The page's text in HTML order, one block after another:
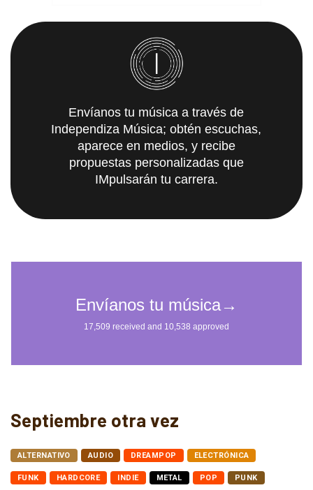
Envíanos tu música a través de
Independiza Música; obtén escuchas,
aparece en medios, y recibe
propuestas personalizadas que
IMpulsarán tu carrera.
Septiembre otra vez
ALTERNATIVO AUDIO DREAMPOP ELECTRÓNICA
FUNK HARDCORE INDIE METAL POP PUNK